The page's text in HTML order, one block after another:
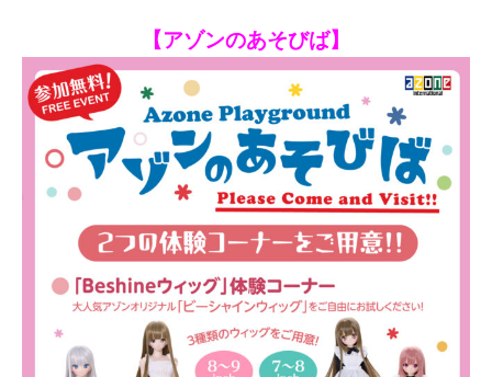
【アゾンのあそびば】